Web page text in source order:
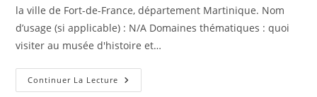
la ville de Fort-de-France, département Martinique. Nom
d’usage (si applicable) : N/A Domaines thématiques : quoi
visiter au musée d'histoire et…
Continuer La Lecture